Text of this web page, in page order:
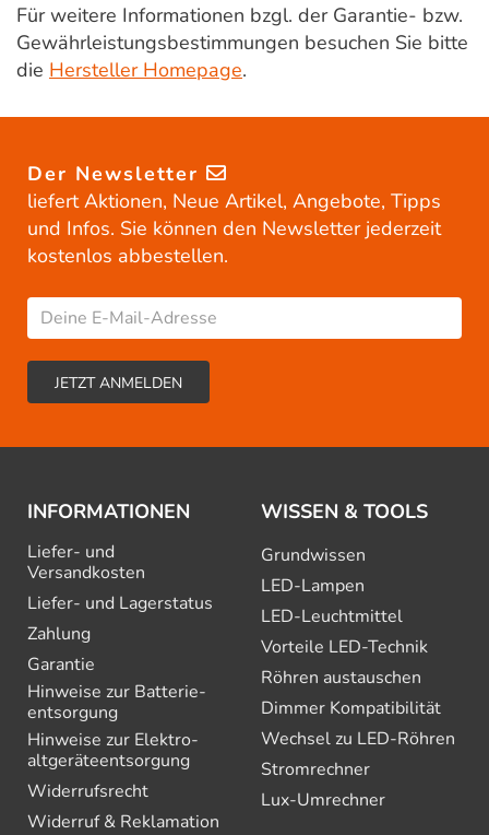
Für weitere Informationen bzgl. der Garantie- bzw.
Gewährleistungsbestimmungen besuchen Sie bitte
die Hersteller Homepage.
Der Newsletter
liefert Aktionen, Neue Artikel, Angebote, Tipps
und Infos. Sie können den Newsletter jederzeit
kostenlos abbestellen.
INFORMATIONEN
Liefer- und
Versandkosten
Liefer- und Lagerstatus
Zahlung
Garantie
Hinweise zur Batterie­
entsorgung
Hinweise zur Elektro­
altgeräte­entsorgung
Widerrufsrecht
Widerruf & Reklamation
WISSEN & TOOLS
Grundwissen
LED-Lampen
LED-Leuchtmittel
Vorteile LED-Technik
Röhren austauschen
Dimmer Kompatibilität
Wechsel zu LED-Röhren
Stromrechner
Lux-Umrechner